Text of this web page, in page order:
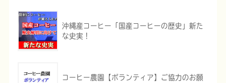
沖縄産コーヒー「国産コーヒーの歴史」新た
な史実！
コーヒー農園【ボランティア】ご協力のお願